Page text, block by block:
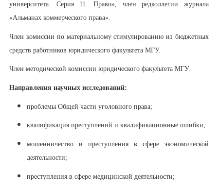
университета. Серия 11. Право», член редколлегии журнала
«Альманах коммерческого права».
Член комиссии по материальному стимулированию из бюджетных
средств работников юридического факультета МГУ.
Член методической комиссии юридического факультета МГУ.
Направления научных исследований:
проблемы Общей части уголовного права;
квалификация преступлений и квалификационные ошибки;
мошенничество и преступления в сфере экономической
деятельности;
преступления в сфере медицинской деятельности;